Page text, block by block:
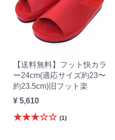
【送料無料】フット快カラ
ー24cm(適応サイズ約23〜
約23.5cm)旧フット楽
¥ 5,610
★★★☆☆ (1)